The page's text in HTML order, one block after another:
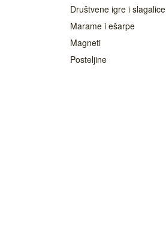
Društvene igre i slagalice
Marame i ešarpe
Magneti
Posteljine